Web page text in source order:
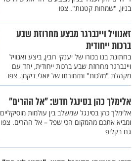
בניון, "שמחות קטנות". צפו
זאנוויל ויינברגר מבצע מחרוזת שבע
ברכות ייחודית
בחתונת בנו בכורו של יענקי רובין, ביצע זאנוויל
ויינברגר מחרוזת שבע ברכות ייחודית, יחד עם
מקהלת "מלכות" ותזמורתו של יואלי דיקמן. צפו
אלימלך כהן בסינגל חדש: "אל ההרים"
אלימלך כהן בסינגל שמשלב בין עולמות מוסיקליים
ומביא אתכם מהמקום הכי שפל – אל ההרים. צפו
גם בקליפ